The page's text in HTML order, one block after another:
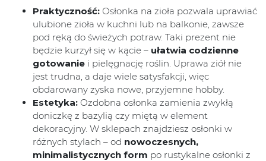
Praktyczność: Osłonka na zioła pozwala uprawiać
ulubione zioła w kuchni lub na balkonie, zawsze
pod ręką do świeżych potraw. Taki prezent nie
będzie kurzył się w kącie – ułatwia codzienne
gotowanie i pielęgnację roślin. Uprawa ziół nie
jest trudna, a daje wiele satysfakcji, więc
obdarowany zyska nowe, przyjemne hobby.
Estetyka: Ozdobna osłonka zamienia zwykłą
doniczkę z bazylią czy miętą w element
dekoracyjny. W sklepach znajdziesz osłonki w
różnych stylach – od nowoczesnych,
minimalistycznych form po rustykalne osłonki z